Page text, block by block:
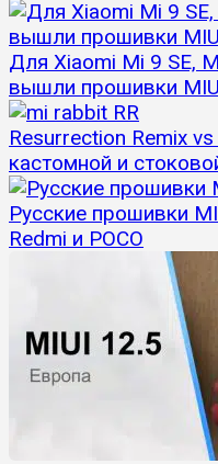
Для Xiaomi Mi 9 SE,
вышли прошивки
Resurrection Remix
кастомной и
Русские прошивки
Redmi и POCO